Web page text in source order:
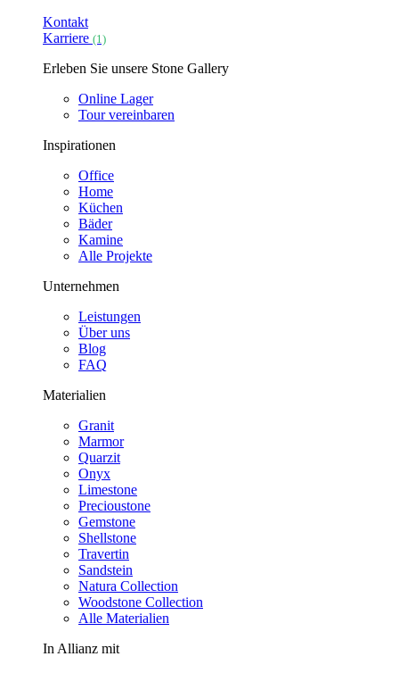
Kontakt
Karriere (1)
Erleben Sie unsere Stone Gallery
Online Lager
Tour vereinbaren
Inspirationen
Office
Home
Küchen
Bäder
Kamine
Alle Projekte
Unternehmen
Leistungen
Über uns
Blog
FAQ
Materialien
Granit
Marmor
Quarzit
Onyx
Limestone
Precioustone
Gemstone
Shellstone
Travertin
Sandstein
Natura Collection
Woodstone Collection
Alle Materialien
In Allianz mit